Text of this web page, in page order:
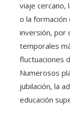
viaje cercano,
o la formación
inversión, por
temporales
fluctuaciones
Numerosos
jubilación, la
educación